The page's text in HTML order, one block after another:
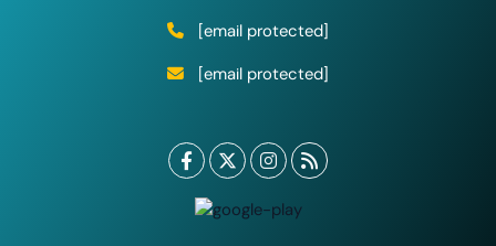
[email protected]
[email protected]